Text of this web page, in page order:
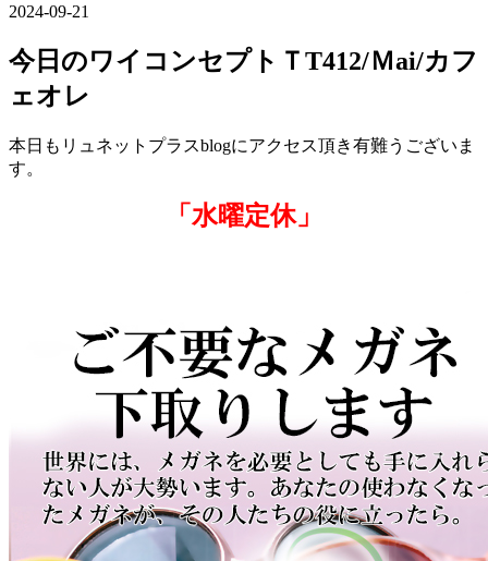
2024-09-21
今日のワイコンセプトＴT412/Ｍai/カフ
ェオレ
本日もリュネットプラスblogにアクセス頂き有難うございま
す。
「水曜定休」